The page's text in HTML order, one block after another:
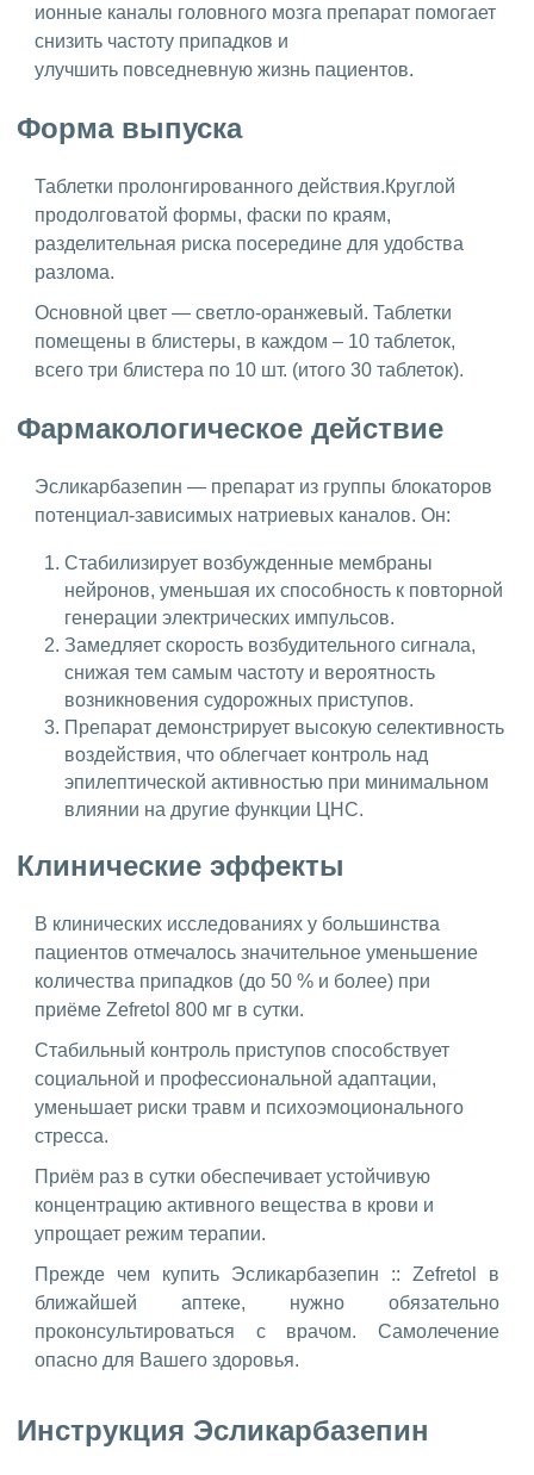
ионные каналы головного мозга препарат помогает
снизить частоту припадков и
улучшить повседневную жизнь пациентов.
Форма выпуска
Таблетки пролонгированного действия.Круглой
продолговатой формы, фаски по краям,
разделительная рис­ка посередине для удобства
разлома.
Основной цвет — светло-оранжевый. Таблетки
помещены в блистеры, в каждом – 10 таблеток,
всего три блистера по 10 шт. (итого 30 таблеток).
Фармакологическое действие
Эсликарбазепин — препарат из группы блокаторов
потенциал-зависимых натриевых каналов. Он:
Стабилизирует возбужденные мембраны
нейронов, уменьшая их способность к повторной
генерации электрических импульсов.
Замедляет скорость возбудительного сигнала,
снижая тем самым частоту и вероятность
возникновения судорожных приступов.
Препарат демонстрирует высокую селективность
воздействия, что облегчает контроль над
эпилептической активностью при минимальном
влиянии на другие функции ЦНС.
Клинические эффекты
В клинических исследованиях у большинства
пациентов отмечалось значительное уменьшение
количества припадков (до 50 % и более) при
приёме Zefretol 800 мг в сутки.
Стабильный контроль приступов способствует
социальной и профессиональной адаптации,
уменьшает риски травм и психоэмоционального
стресса.
Приём раз в сутки обеспечивает устойчивую
концентрацию активного вещества в крови и
упрощает режим терапии.
Прежде чем купить Эсликарбазепин :: Zefretol в
ближайшей аптеке, нужно обязательно
проконсультироваться с врачом. Самолечение
опасно для Вашего здоровья.
Инструкция Эсликарбазепин